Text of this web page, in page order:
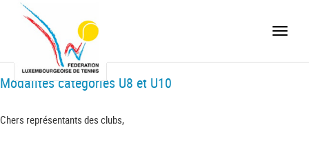
Toggle
Modalités catégories U8 et U10
Chers représentants des clubs,